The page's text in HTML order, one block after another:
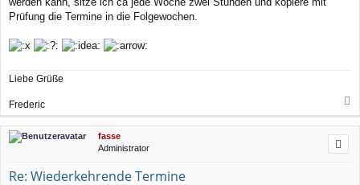
Prüfung die Termine in die Folgewochen.
Liebe Grüße
Frederic
a
c
fasse
Administrator
Re: Wiederkehrende Termine